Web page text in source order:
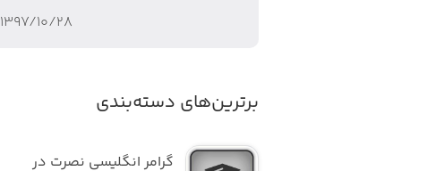
۱۳۹۷/۱۰/۲۸
برترین‌های دسته‌بندی